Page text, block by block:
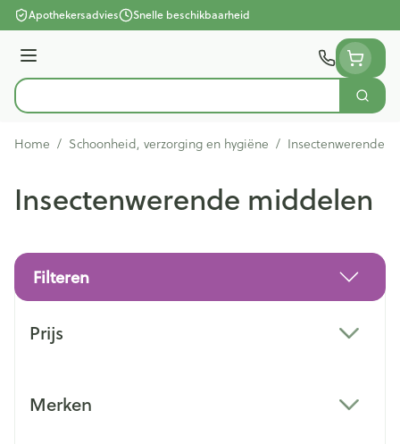
Ga naar de inhoud
Apothekersadvies Snelle beschikbaarheid
Menu
Product, merk, categorie...
Zoek
Home / Schoonheid, verzorging en hygiëne / Insectenwerende
Insectenwerende middelen
Filteren
Prijs
Merken